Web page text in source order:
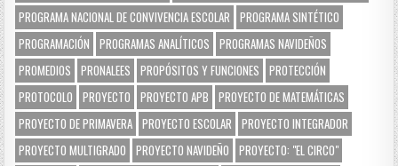
PROGRAMA NACIONAL DE CONVIVENCIA ESCOLAR
PROGRAMA SINTÉTICO
PROGRAMACIÓN
PROGRAMAS ANALÍTICOS
PROGRAMAS NAVIDEÑOS
PROMEDIOS
PRONALEES PROPÓSITOS Y FUNCIONES
PROTECCIÓN
PROTOCOLO
PROYECTO PROYECTO APB
PROYECTO DE MATEMÁTICAS
PROYECTO DE PRIMAVERA PROYECTO ESCOLAR
PROYECTO INTEGRADOR
PROYECTO MULTIGRADO
PROYECTO NAVIDEÑO
PROYECTO: "EL CIRCO"